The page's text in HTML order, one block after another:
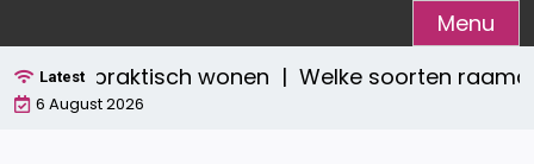
naar
de
inhoud
Menu
Latestén praktisch wonen | Welke soorten
6 August 2026